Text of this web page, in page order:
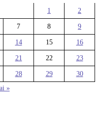
1 2
7 8 9
14 15 16
21 22 23
28 29
30
»